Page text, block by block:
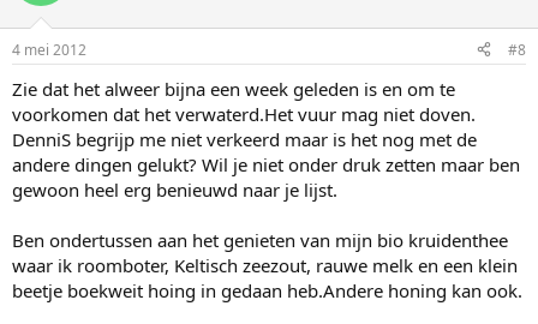
4 mei 2012 #8
Zie dat het alweer bijna een week geleden is en om te
voorkomen dat het verwaterd.Het vuur mag niet doven.
DenniS begrijp me niet verkeerd maar is het nog met de
andere dingen gelukt? Wil je niet onder druk zetten maar ben
gewoon heel erg benieuwd naar je lijst.
Ben ondertussen aan het genieten van mijn bio kruidenthee
waar ik roomboter, Keltisch zeezout, rauwe melk en een klein
beetje boekweit hoing in gedaan heb.Andere honing kan ook.